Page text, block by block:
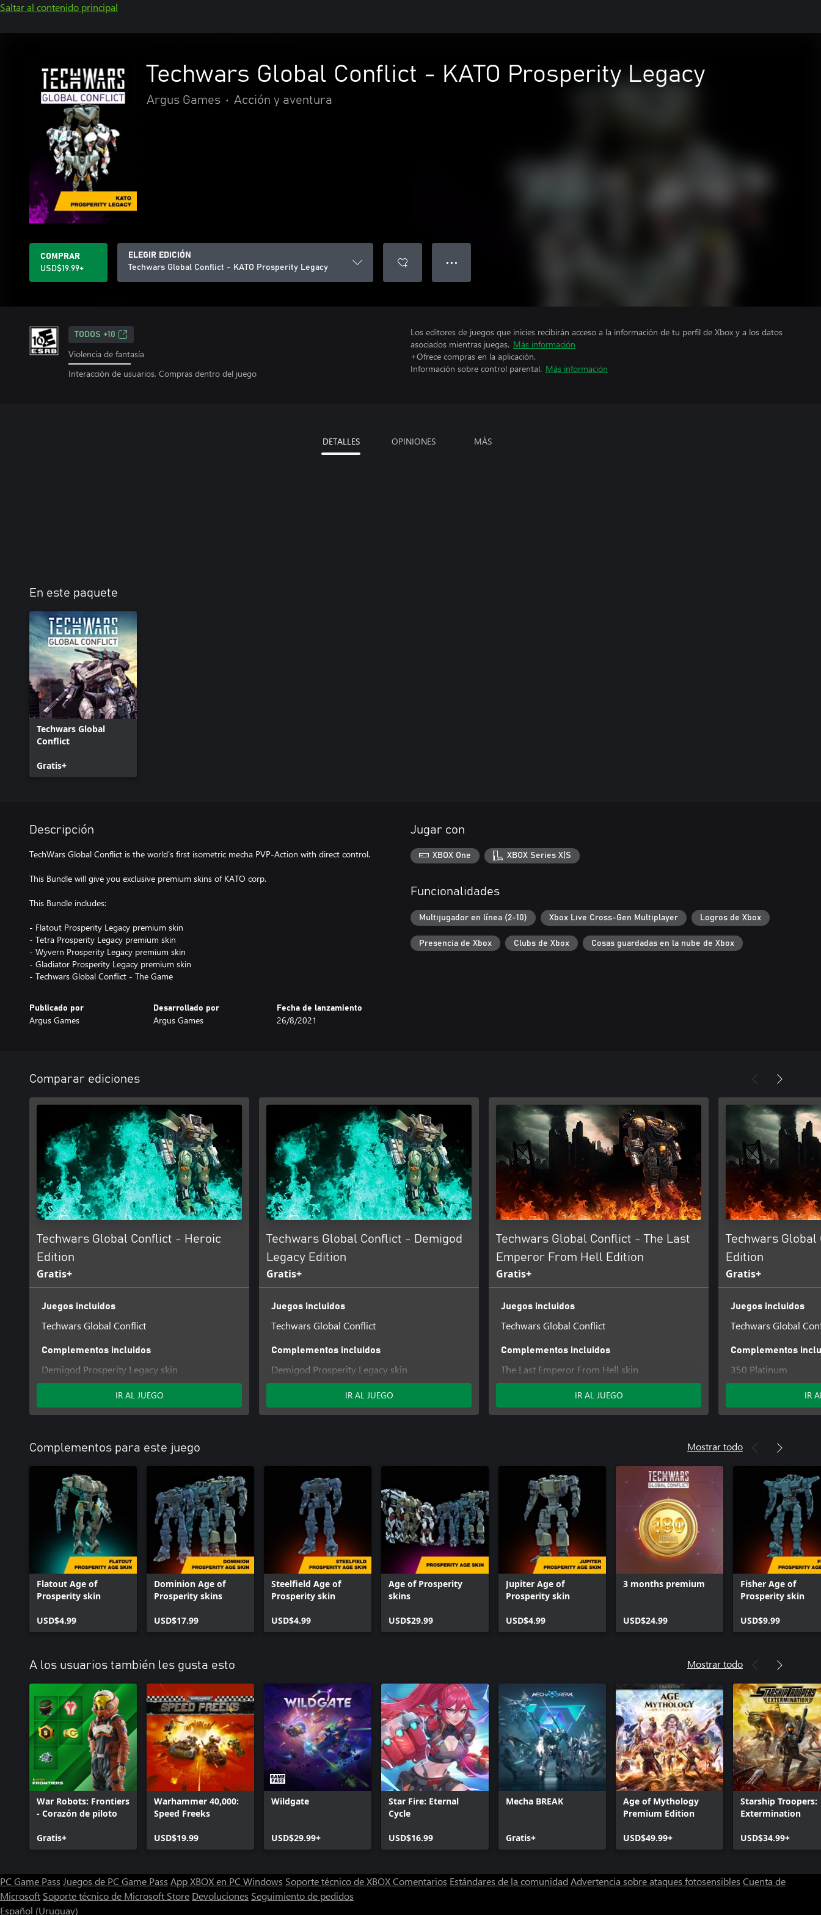
Saltar al contenido principal
Techwars Global Conflict - KATO Prosperity Legacy
Argus Games • Acción y aventura
COMPRAR
USD$19.99+
ELEGIR EDICIÓN
Techwars Global Conflict - KATO Prosperity Legacy
● ● ●
TODOS +10
Violencia de fantasía
Interacción de usuarios, Compras dentro del juego
Los editores de juegos que inicies recibirán acceso a la información de tu perfil de Xbox y a los datos
asociados mientras juegas. Más información
+Ofrece compras en la aplicación.
Información sobre control parental. Más información
DETALLES OPINIONES MÁS
En este paquete
Techwars Global
Conflict
Gratis+
Descripción
TechWars Global Conflict is the world’s first isometric mecha PVP-Action with direct control.
This Bundle will give you exclusive premium skins of KATO corp.
This Bundle includes:
- Flatout Prosperity Legacy premium skin
- Tetra Prosperity Legacy premium skin
- Wyvern Prosperity Legacy premium skin
- Gladiator Prosperity Legacy premium skin
- Techwars Global Conflict - The Game
Publicado por
Argus Games
Desarrollado por
Argus Games
Fecha de lanzamiento
26/8/2021
Jugar con
XBOX One XBOX Series X|S
Funcionalidades
Multijugador en línea (2-10) Xbox Live Cross-Gen Multiplayer Logros de Xbox
Presencia de Xbox Clubs de Xbox Cosas guardadas en la nube de Xbox
Comparar ediciones
Techwars Global Conflict - Heroic
Edition
Gratis+
Juegos incluidos
Techwars Global Conflict
Complementos incluidos
Demigod Prosperity Legacy skin
The Last Emperor From Hell skin
IR AL JUEGO
Techwars Global Conflict - Demigod
Legacy Edition
Gratis+
Juegos incluidos
Techwars Global Conflict
Complementos incluidos
Demigod Prosperity Legacy skin
IR AL JUEGO
Techwars Global Conflict - The Last
Emperor From Hell Edition
Gratis+
Juegos incluidos
Techwars Global Conflict
Complementos incluidos
The Last Emperor From Hell skin
IR AL JUEGO
Techwars
Edition
Gratis+
Juegos incluidos
Techwars Global
Complementos
350 Platinum
1 day premium
IR
Complementos para este juego Mostrar todo
Flatout Age of
Prosperity skin
USD$4.99
Dominion Age of
Prosperity skins
USD$17.99
Steelfield Age of
Prosperity skin
USD$4.99
Age of Prosperity
skins
USD$29.99
Jupiter Age of
Prosperity skin
USD$4.99
3 months premium
USD$24.99
Fisher Age of
Prosperity skin
USD$9.99
A los usuarios también les gusta esto Mostrar todo
War Robots: Frontiers
- Corazón de piloto
Gratis+
Warhammer 40,000:
Speed Freeks
USD$19.99
Wildgate
USD$29.99+
Star Fire: Eternal
Cycle
USD$16.99
Mecha BREAK
Gratis+
Age of Mythology
Premium Edition
USD$49.99+
Starship Troopers:
Extermination
USD$34.99+
PC Game Pass Juegos de PC Game Pass App XBOX en PC Windows Soporte técnico de XBOXComentarios Estándares de la comunidad Advertencia sobre ataques fotosensibles Cuenta de
Microsoft Soporte técnico de Microsoft Store Devoluciones Seguimiento de pedidos
Español (Uruguay)